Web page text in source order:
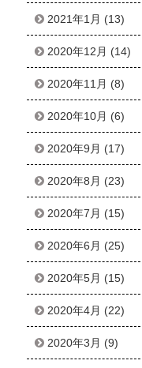
2021年1月 (13)
2020年12月 (14)
2020年11月 (8)
2020年10月 (6)
2020年9月 (17)
2020年8月 (23)
2020年7月 (15)
2020年6月 (25)
2020年5月 (15)
2020年4月 (22)
2020年3月 (9)